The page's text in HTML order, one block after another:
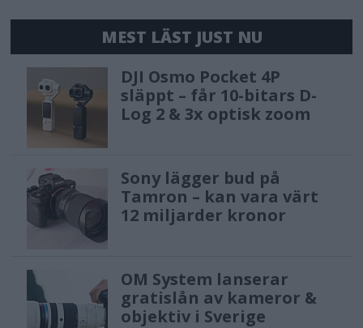
MEST LÄST JUST NU
DJI Osmo Pocket 4P
släppt – får 10-bitars D-
Log 2 & 3x optisk zoom
Sony lägger bud på
Tamron – kan vara värt
12 miljarder kronor
OM System lanserar
gratislån av kameror &
objektiv i Sverige